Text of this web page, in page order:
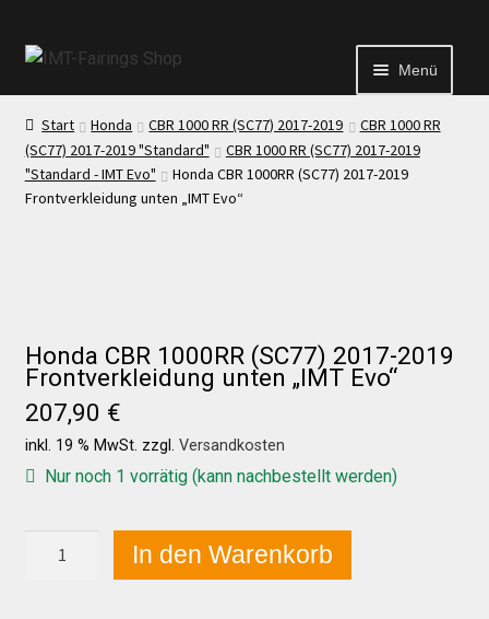
Menü
Start
Echtheit von Bewertungen
News
News
Über uns
Start Honda CBR 1000 RR (SC77) 2017-2019
CBR 1000 RR
(SC77) 2017-2019 "Standard"
CBR 1000 RR (SC77) 2017-2019
"Standard - IMT Evo"
Honda CBR 1000RR (SC77) 2017-2019
Frontverkleidung unten „IMT Evo“
Honda CBR 1000RR (SC77) 2017-2019
Frontverkleidung unten „IMT Evo“
207,90 €
inkl. 19 % MwSt. zzgl. Versandkosten
Nur noch 1 vorrätig (kann nachbestellt werden)
In den Warenkorb